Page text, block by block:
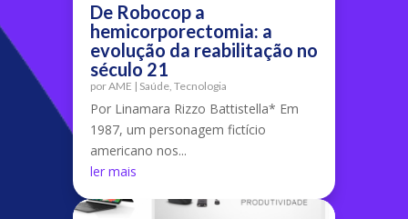
De Robocop a
hemicorporectomia: a
evolução da reabilitação no
século 21
porAME | Saúde, Tecnologia
Por Linamara Rizzo Battistella* Em
1987, um personagem fictício
americano nos...
ler mais